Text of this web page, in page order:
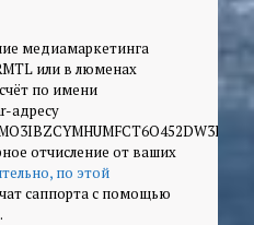
медиамаркетинга
или в люменах
по имени
адресу
отчисление от ваших
по этой
саппорта с помощью